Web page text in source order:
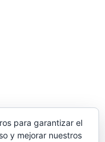
para garantizar el
y mejorar nuestros